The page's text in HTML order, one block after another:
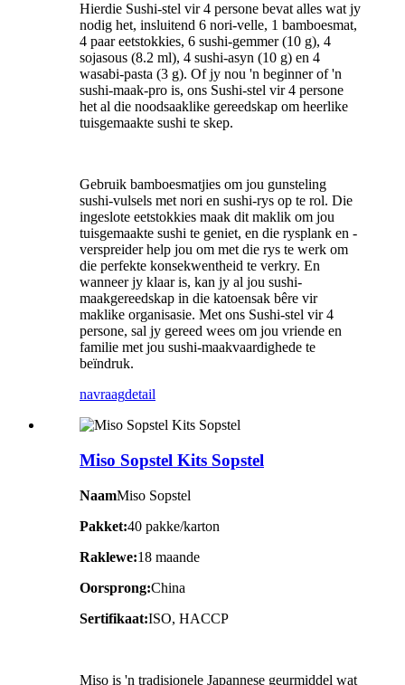
Hierdie Sushi-stel vir 4 persone bevat alles wat jy
nodig het, insluitend 6 nori-velle, 1 bamboesmat,
4 paar eetstokkies, 6 sushi-gemmer (10 g), 4
sojasous (8.2 ml), 4 sushi-asyn (10 g) en 4
wasabi-pasta (3 g). Of jy nou 'n beginner of 'n
sushi-maak-pro is, ons Sushi-stel vir 4 persone
het al die noodsaaklike gereedskap om heerlike
tuisgemaakte sushi te skep.
Gebruik bamboesmatjies om jou gunsteling
sushi-vulsels met nori en sushi-rys op te rol. Die
ingeslote eetstokkies maak dit maklik om jou
tuisgemaakte sushi te geniet, en die rysplank en -
verspreider help jou om met die rys te werk om
die perfekte konsekwentheid te verkry. En
wanneer jy klaar is, kan jy al jou sushi-
maakgereedskap in die katoensak bêre vir
maklike organisasie. Met ons Sushi-stel vir 4
persone, sal jy gereed wees om jou vriende en
familie met jou sushi-maakvaardighede te
beïndruk.
navraagdetail
Miso Sopstel Kits Sopstel
NaamMiso Sopstel
Pakket:40 pakke/karton
Raklewe:18 maande
Oorsprong:China
Sertifikaat:ISO, HACCP
Miso is 'n tradisionele Japannese geurmiddel wat